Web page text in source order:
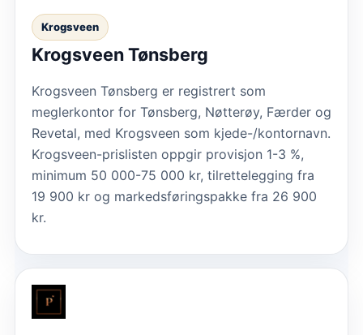
Krogsveen
Krogsveen Tønsberg
Krogsveen Tønsberg er registrert som
meglerkontor for Tønsberg, Nøtterøy, Færder og
Revetal, med Krogsveen som kjede-/kontornavn.
Krogsveen-prislisten oppgir provisjon 1-3 %,
minimum 50 000-75 000 kr, tilrettelegging fra
19 900 kr og markedsføringspakke fra 26 900
kr.